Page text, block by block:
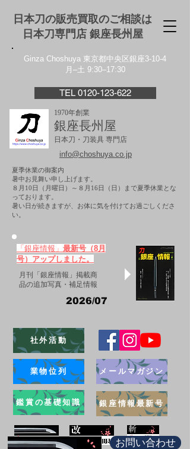
日本刀の販売買取のご相談は
日本刀専門店 銀座⻑州屋
Ginza Choshuya 東京都中央区銀座3-10-4
月–土 9:30–17:30
TEL 0120-123-622
1970年創業
銀座長州屋
日本刀・刀装具 専門店
info@choshuya.co.jp
夏季休業の御案内
暑中お見舞い申し上げます。
８月10日（月曜日）～８月16日（日）まで夏季休業とな
っております。
​暑い日が続きますが、お体に気を付けてお過ごしくださ
い。
「銀座情報」 最新号（8月
号）アップしました。
月刊「銀座情報」掲載商
品の追加写真・補足情報
2026/07
社外活動
業物位列
鑑賞の基礎知識
メールマガジン
銀座情報最新号
お問い合わせ